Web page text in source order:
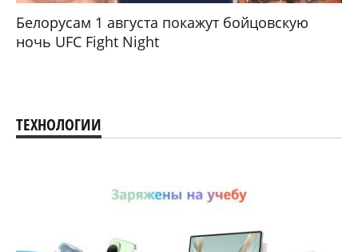
Белорусам 1 августа покажут бойцовскую
ночь UFC Fight Night
ТЕХНОЛОГИИ